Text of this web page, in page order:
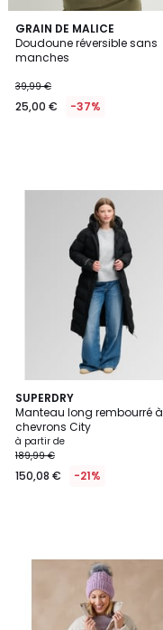
GRAIN DE MALICE
Doudoune réversible sans
manches
39,99 €
25,00 € -37%
SUPERDRY
Manteau long rembourré à
chevrons City
à partir de
189,99 €
150,08 € -21%